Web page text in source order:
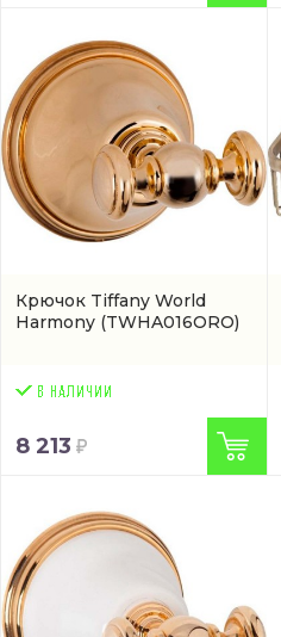
Крючок Tiffany World
Harmony (TWHA016ORO)
8 213